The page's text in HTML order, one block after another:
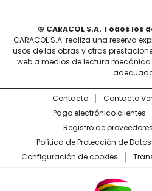
© CARACOL S.A. Todos los
CARACOL S.A. realiza una reserva
usos de las obras y otras
web a medios de lectura
Contacto Contacto
Pago electrónico clientes
Registro de proveedores
Política de Protección de Datos
Configuración de cookies